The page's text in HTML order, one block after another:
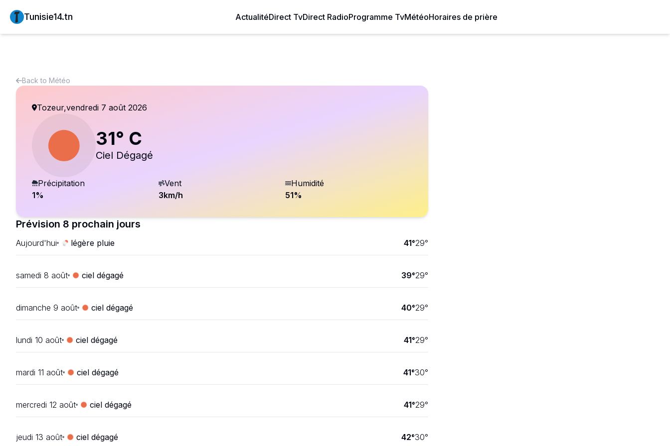
Tunisie14.tn ActualitéDirect TvDirect RadioProgramme TvMétéoHoraires de prière
Back to Météo
Tozeur,vendredi 7 août 2026
31° C
Ciel Dégagé
Précipitation
1%
Vent
3km/h
Humidité
51%
Prévision 8 prochain jours
Aujourd'hui légère pluie 41°29°
samedi 8 août ciel dégagé 39°29°
dimanche 9 août ciel dégagé 40°29°
lundi 10 août ciel dégagé 41°29°
mardi 11 août ciel dégagé 41°30°
mercredi 12 août ciel dégagé 41°29°
jeudi 13 août ciel dégagé 42°30°